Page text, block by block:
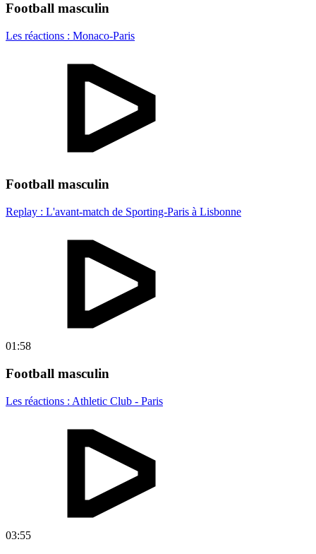
Football masculin
Les réactions : Monaco-Paris
Football masculin
Replay : L'avant-match de Sporting-Paris à Lisbonne
01:58
Football masculin
Les réactions : Athletic Club - Paris
03:55